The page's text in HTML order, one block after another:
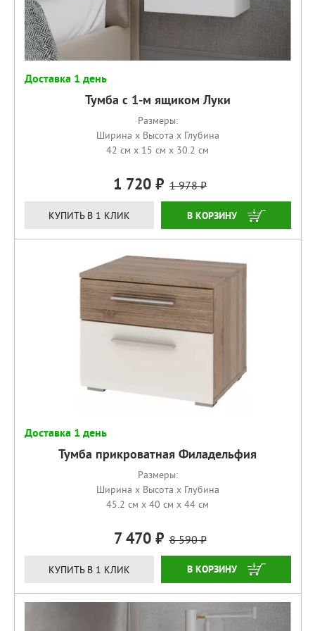
Доставка 1 день
Тумба с 1-м ящиком Луки
Размеры:
Ширина x Высота x Глубина
42 см x 15 см x 30.2 см
1 720 1 978
КУПИТЬ В 1 КЛИК КУПИТЬ
Доставка 1 день
Тумба прикроватная Филадельфия
Размеры:
Ширина x Высота x Глубина
45.2 см x 40 см x 44 см
7 470 8 590
КУПИТЬ В 1 КЛИК КУПИТЬ